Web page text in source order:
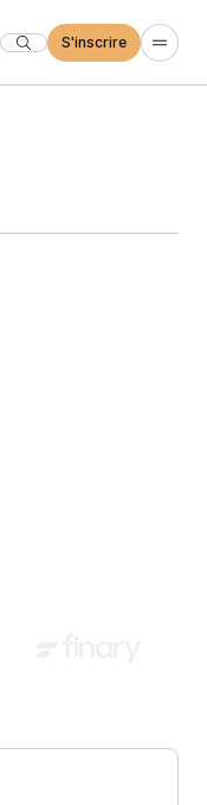
S'inscrire